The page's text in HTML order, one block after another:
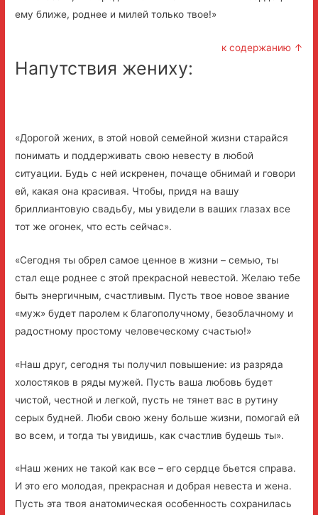
ему ближе, роднее и милей только твое!»
к содержанию ↑
Напутствия жениху:
«Дорогой жених, в этой новой семейной жизни старайся
понимать и поддерживать свою невесту в любой
ситуации. Будь с ней искренен, почаще обнимай и говори
ей, какая она красивая. Чтобы, придя на вашу
бриллиантовую свадьбу, мы увидели в ваших глазах все
тот же огонек, что есть сейчас».
«Сегодня ты обрел самое ценное в жизни – семью, ты
стал еще роднее с этой прекрасной невестой. Желаю тебе
быть энергичным, счастливым. Пусть твое новое звание
«муж» будет паролем к благополучному, безоблачному и
радостному простому человеческому счастью!»
«Наш друг, сегодня ты получил повышение: из разряда
холостяков в ряды мужей. Пусть ваша любовь будет
чистой, честной и легкой, пусть не тянет вас в рутину
серых будней. Люби свою жену больше жизни, помогай ей
во всем, и тогда ты увидишь, как счастлив будешь ты».
«Наш жених не такой как все – его сердце бьется справа.
И это его молодая, прекрасная и добрая невеста и жена.
Пусть эта твоя анатомическая особенность сохранилась